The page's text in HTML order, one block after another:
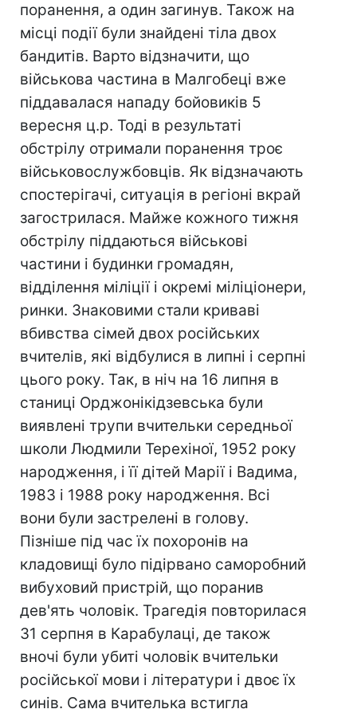
поранення, а один загинув. Також на
місці події були знайдені тіла двох
бандитів. Варто відзначити, що
військова частина в Малгобеці вже
піддавалася нападу бойовиків 5
вересня ц.р. Тоді в результаті
обстрілу отримали поранення троє
військовослужбовців. Як відзначають
спостерігачі, ситуація в регіоні вкрай
загострилася. Майже кожного тижня
обстрілу піддаються військові
частини і будинки громадян,
відділення міліції і окремі міліціонери,
ринки. Знаковими стали криваві
вбивства сімей двох російських
вчителів, які відбулися в липні і серпні
цього року. Так, в ніч на 16 липня в
станиці Орджонікідзевська були
виявлені трупи вчительки середньої
школи Людмили Терехіної, 1952 року
народження, і її дітей Марії і Вадима,
1983 і 1988 року народження. Всі
вони були застрелені в голову.
Пізніше під час їх похоронів на
кладовищі було підірвано саморобний
вибуховий пристрій, що поранив
дев'ять чоловік. Трагедія повторилася
31 серпня в Карабулаці, де також
вночі були убиті чоловік вчительки
російської мови і літератури і двоє їх
синів. Сама вчителька встигла